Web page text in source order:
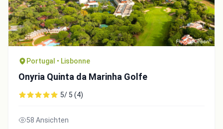
Portugal • Lisbonne
Onyria Quinta da Marinha Golfe
5/ 5 (4)
58 Ansichten
Integrate video
Video choice: